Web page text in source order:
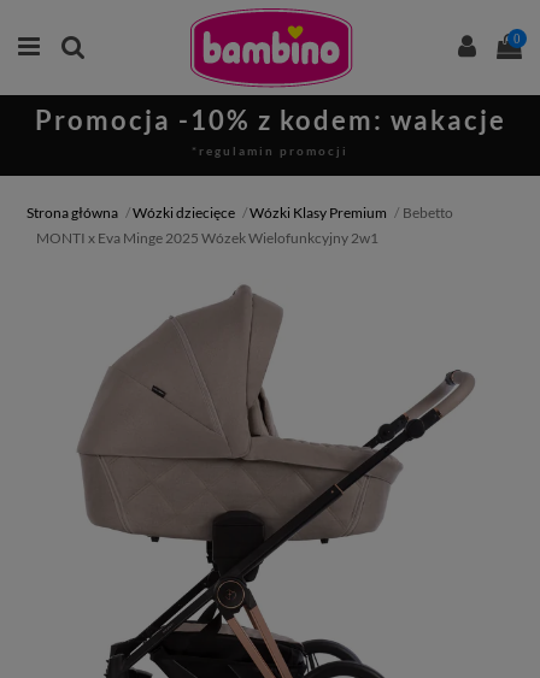
0
Promocja -10% z kodem: wakacje
*regulamin promocji
Strona główna Wózki dziecięce Wózki Klasy Premium
Bebetto
MONTI x Eva Minge 2025 Wózek Wielofunkcyjny 2w1